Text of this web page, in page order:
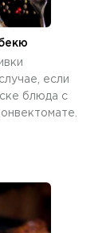
если
блюда с